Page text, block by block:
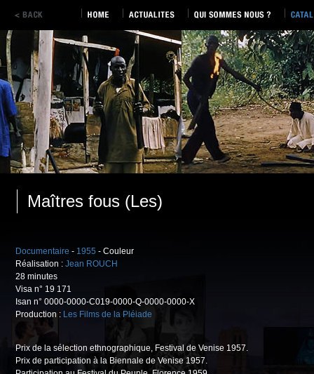
Maîtres fous (Les)
Documentaire - 1955 - Couleur
Réalisation : Jean ROUCH
28 minutes
Visa n° 19 171
Isan n° 0000-0000-C019-0000-Q-0000-0000-X
Production : Les Films de la Pléiade
Prix de la sélection ethnographique, Festival de Venise 1957.
Prix de participation à la Biennale de Venise 1957.